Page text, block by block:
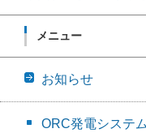
メニュー
お知らせ
ORC発電システム